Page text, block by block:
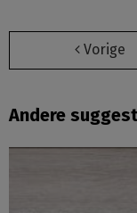
Vorige
Andere